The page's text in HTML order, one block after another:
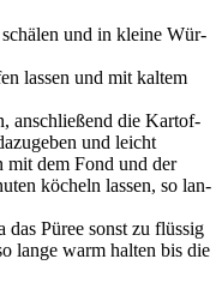
und in klei­ne Wür­
las­sen und mit kal­tem
anschlie­ßend die Kar­tof­
und leicht
mit dem Fond und der
köcheln las­sen, so lan­
das Püree sonst zu flüs­sig
lan­ge warm hal­ten bis die